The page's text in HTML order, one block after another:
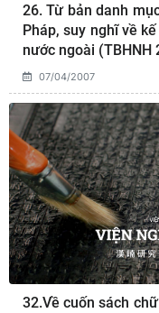
26. Từ bản danh
Pháp, suy nghĩ về
nước ngoài (TBHNH
07/04/2007
32.Về cuốn sách